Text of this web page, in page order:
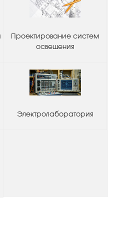
Проектирование систем
освещения
Электролаборатория